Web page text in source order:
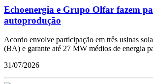
Echoenergia e Grupo Olfar fazem
autoprodução
Acordo envolve participação em três usinas
(BA) e garante até 27 MW médios de energia
31/07/2026